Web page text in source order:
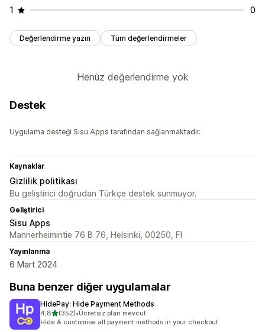
1
0
Değerlendirme yazın Tüm değerlendirmeler
Henüz değerlendirme yok
Destek
Uygulama desteği Sisu Apps tarafından sağlanmaktadır.
Kaynaklar
Gizlilik politikası
Bu geliştirici doğrudan Türkçe destek sunmuyor.
Geliştirici
Sisu Apps
Mannerheimintie 76 B 76, Helsinki, 00250, FI
Yayınlanma
6 Mart 2024
Buna benzer diğer uygulamalar
HidePay: Hide Payment Methods
4,85 yıldız üzerinden
(352)
toplam 352 değerlendirme
•Ücretsiz plan mevcut
Hide & customise all payment methods in your checkout